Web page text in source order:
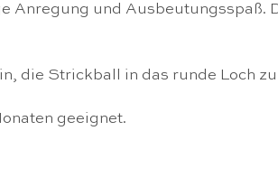
Anregung und
die Strickball in das runde Loch
geeignet.